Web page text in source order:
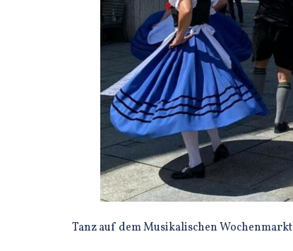
Tanz auf dem Musikalischen Wochenmarkt